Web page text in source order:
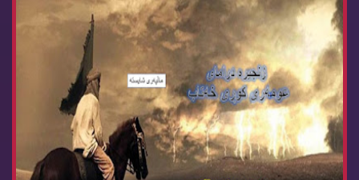
عومه ری كوری خه تاب ئه‌ڵقه‌ی 22